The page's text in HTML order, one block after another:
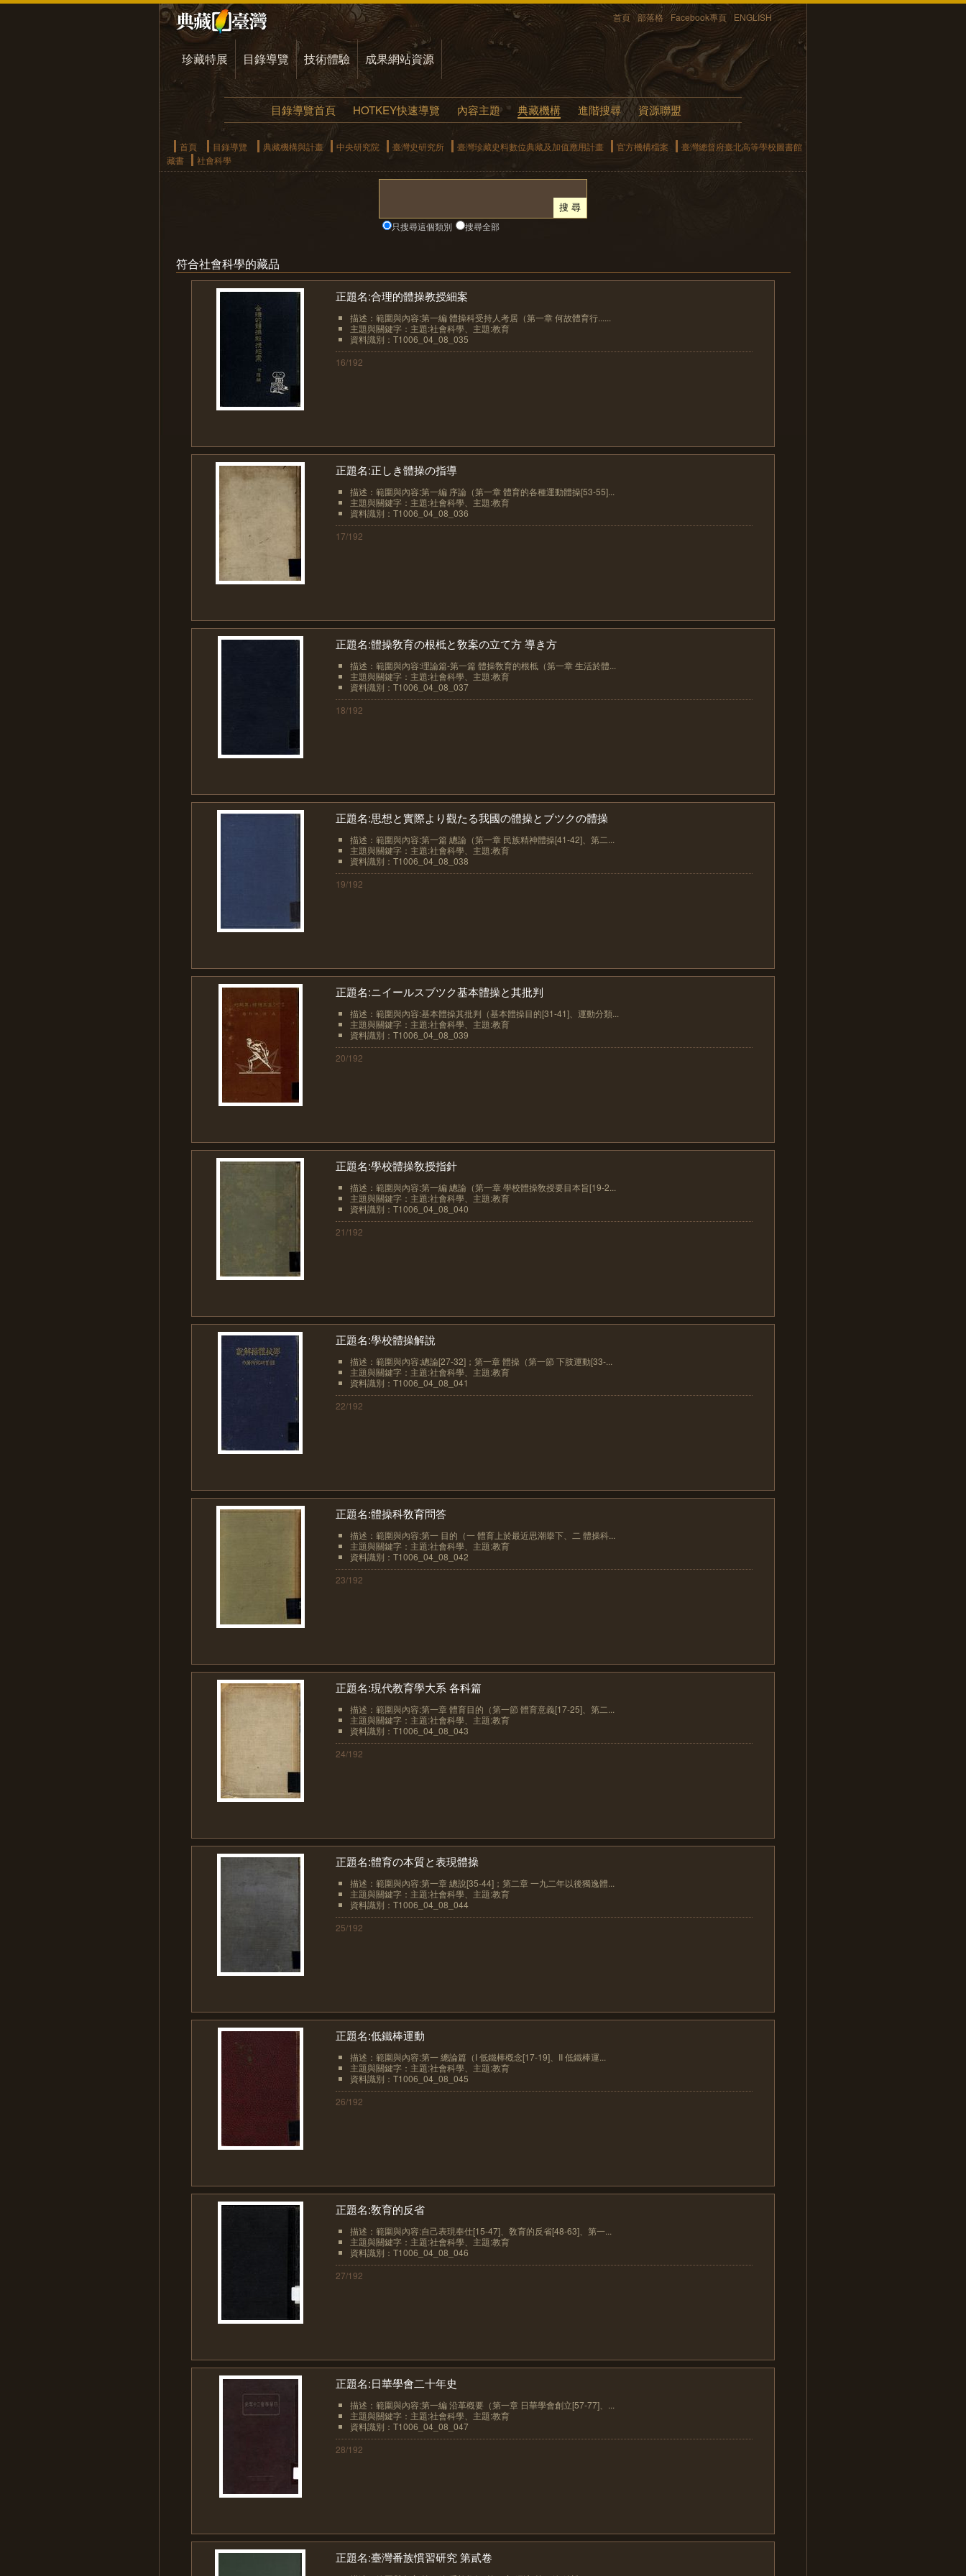
首頁 部落格 Facebook專頁 ENGLISH
珍藏特展 目錄導覽 技術體驗 成果網站資源
目錄導覽首頁 HOTKEY快速導覽 內容主題 典藏機構 進階搜尋 資源聯盟
首頁 目錄導覽 典藏機構與計畫 中央研究院 臺灣史研究所 臺灣珍藏史料數位典藏及加值應用計畫 官方機構檔案
臺灣總督府臺北高等學校圖書館
藏書
社會科學
只搜尋這個類別 搜尋全部
符合社會科學的藏品
正題名:合理的體操教授細案
描述：範圍與內容:第一編 體操科受持人考居（第一章 何故體育行......
主題與關鍵字：主題:社會科學、主題:教育
資料識別：T1006_04_08_035
16/192
正題名:正しき體操の指導
描述：範圍與內容:第一編 序論（第一章 體育的各種運動體操[53-55]...
主題與關鍵字：主題:社會科學、主題:教育
資料識別：T1006_04_08_036
17/192
正題名:體操敎育の根柢と敎案の立て方 導き方
描述：範圍與內容:理論篇-第一篇 體操敎育的根柢（第一章 生活於體...
主題與關鍵字：主題:社會科學、主題:教育
資料識別：T1006_04_08_037
18/192
正題名:思想と實際より觀たる我國の體操とブツクの體操
描述：範圍與內容:第一篇 總論（第一章 民族精神體操[41-42]、第二...
主題與關鍵字：主題:社會科學、主題:教育
資料識別：T1006_04_08_038
19/192
正題名:ニイールスブツク基本體操と其批判
描述：範圍與內容:基本體操其批判（基本體操目的[31-41]、運動分類...
主題與關鍵字：主題:社會科學、主題:教育
資料識別：T1006_04_08_039
20/192
正題名:學校體操敎授指針
描述：範圍與內容:第一編 總論（第一章 學校體操敎授要目本旨[19-2...
主題與關鍵字：主題:社會科學、主題:教育
資料識別：T1006_04_08_040
21/192
正題名:學校體操解說
描述：範圍與內容:總論[27-32]；第一章 體操（第一節 下肢運動[33-...
主題與關鍵字：主題:社會科學、主題:教育
資料識別：T1006_04_08_041
22/192
正題名:體操科敎育問答
描述：範圍與內容:第一 目的（一 體育上於最近思潮擧下、二 體操科...
主題與關鍵字：主題:社會科學、主題:教育
資料識別：T1006_04_08_042
23/192
正題名:現代教育學大系 各科篇
描述：範圍與內容:第一章 體育目的（第一節 體育意義[17-25]、第二...
主題與關鍵字：主題:社會科學、主題:教育
資料識別：T1006_04_08_043
24/192
正題名:體育の本質と表現體操
描述：範圍與內容:第一章 總說[35-44]；第二章 一九二年以後獨逸體...
主題與關鍵字：主題:社會科學、主題:教育
資料識別：T1006_04_08_044
25/192
正題名:低鐵棒運動
描述：範圍與內容:第一 總論篇（I 低鐵棒槪念[17-19]、II 低鐵棒運...
主題與關鍵字：主題:社會科學、主題:教育
資料識別：T1006_04_08_045
26/192
正題名:敎育的反省
描述：範圍與內容:自己表現奉仕[15-47]、敎育的反省[48-63]、第一...
主題與關鍵字：主題:社會科學、主題:教育
資料識別：T1006_04_08_046
27/192
正題名:日華學會二十年史
描述：範圍與內容:第一編 沿革槪要（第一章 日華學會創立[57-77]、...
主題與關鍵字：主題:社會科學、主題:教育
資料識別：T1006_04_08_047
28/192
正題名:臺灣番族慣習研究 第貳卷